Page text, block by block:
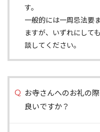
す。
一般的には一周忌法要
ますが、いずれにして
談してください。
お寺さんへのお礼の
良いですか？